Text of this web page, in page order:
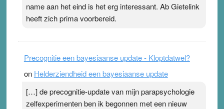
name aan het eind is het erg interessant. Ab Gietelink
heeft zich prima voorbereid.
Precognitie een bayesiaanse update - Kloptdatwel?
on Helderziendheid een bayesiaanse update
[…] de precognitie-update van mijn parapsychologie
zelfexperimenten ben ik begonnen met een nieuw